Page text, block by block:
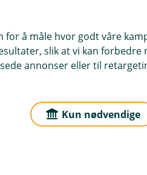
1,95 % for bankkort
dag var ca. 11,73 kroner
kursen. Ved hjelp av Visa
for å måle hvor godt våre
slik at vi kan
annonser eller til
Kun nødvendige